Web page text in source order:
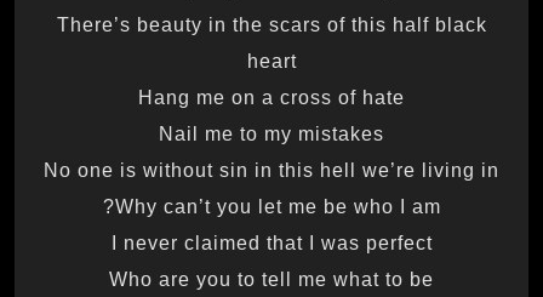
There’s beauty in the scars of this half black
heart
Hang me on a cross of hate
Nail me to my mistakes
No one is without sin in this hell we’re living in
Why can’t you let me be who I am?
I never claimed that I was perfect
Who are you to tell me what to be